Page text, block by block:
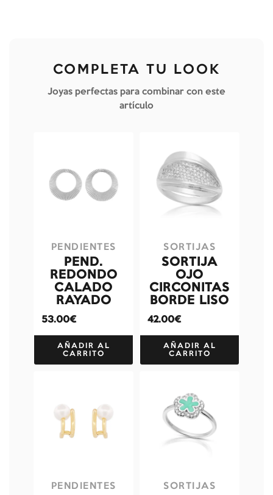
COMPLETA TU LOOK
Joyas perfectas para combinar con este
artículo
PENDIENTES
PEND.
REDONDO
CALADO
RAYADO
53.00€
AÑADIR AL
CARRITO
SORTIJAS
SORTIJA
OJO
CIRCONITAS
BORDE LISO
42.00€
AÑADIR AL
CARRITO
PENDIENTES SORTIJAS